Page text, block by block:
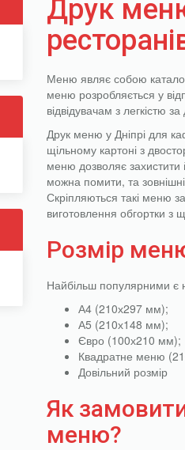
Друк
Меню являє собою
меню розробляється у
відвідувачам з легкістю
Друк меню у Дніпрі для
щільному картоні з
меню дозволяє захистити
можна помити, та
Скріпляються такі меню
виготовлення обгортки з
Розмір
Найбільш популярними є
А4 (210х297 мм);
А5 (210х148 мм);
Євро (100х210 мм);
Квадратне меню
Довільний розмір
Як
меню?